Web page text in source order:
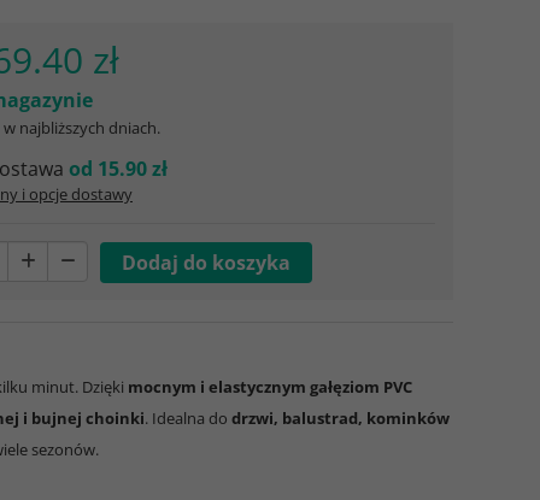
zł
w najbliższych dniach.
od 15.90 zł
i opcje dostawy
minut. Dzięki mocnym i elastycznym gałęziom PVC
i bujnej choinki. Idealna do drzwi, balustrad, kominków
sezonów.